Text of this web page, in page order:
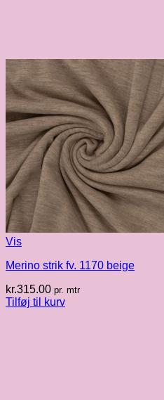
Vis
Merino strik fv. 1170 beige
kr.315.00 pr. mtr
Tilføj til kurv